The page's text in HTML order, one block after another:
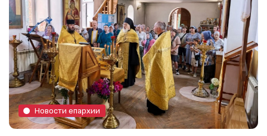
Новости епархии